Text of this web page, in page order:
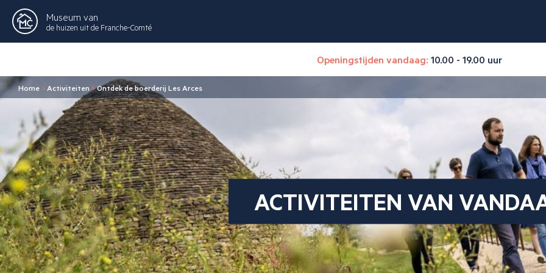
Museum van
de huizen uit de Franche-Comté
Openingstijden vandaag: 10.00 - 19.00 uur
Home > Activiteiten >Ontdek de boerderij Les Arces
ACTIVITEITEN VAN